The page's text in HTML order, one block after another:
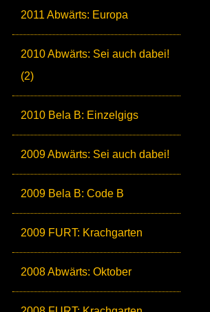
2011 Abwärts: Europa
2010 Abwärts: Sei auch dabei!
(2)
2010 Bela B: Einzelgigs
2009 Abwärts: Sei auch dabei!
2009 Bela B: Code B
2009 FURT: Krachgarten
2008 Abwärts: Oktober